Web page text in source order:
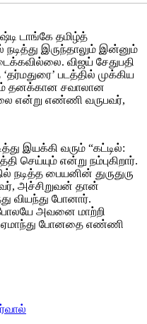
டாங்கே தமிழ்த்
நடித்து இருந்தாலும் இன்னும்
விஜய் சேதுபதி
படத்தில் முக்கிய
தனக்கான சவாலான
என்று எண்ணி வருபவர்,
இயக்கி வரும் “கட்டில்:
செய்யும் என்று நம்புகிறார்.
நடித்த பையனின் துருதுரு
அச்சிறுவன் தான்
வியந்து போனார்.
அவனை மாற்றி
ஏமாந்து போனதை எண்ணி